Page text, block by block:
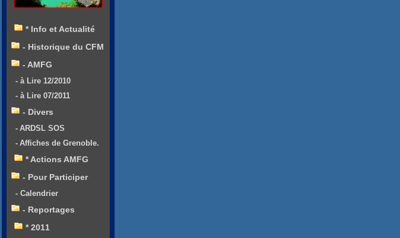
* Info et Actualité
- Historique du CFM
- AMFG
- à Lire 12/2010
- à Lire 07/2011
- Divers
- ARDSL SOS
- Affiches de Grenoble.
* Actions AMFG
- Pour Participer
- Calendrier
- Reportages
* 2011